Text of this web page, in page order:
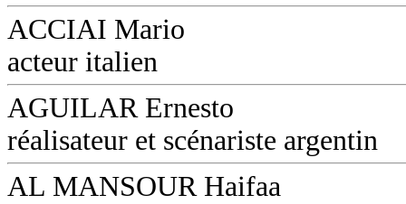
ACCIAI Mario
acteur italien
AGUILAR Ernesto
réalisateur et scénariste argentin
AL MANSOUR Haifaa